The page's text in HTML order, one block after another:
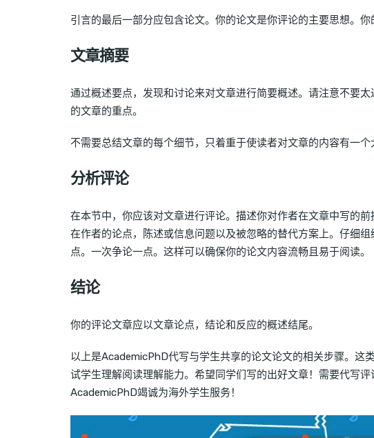
引言的最后一部分应包含论文。你的论文是你评论的主要思想。你
文章摘要
通过概述要点，发现和讨论来对文章进行简要概述。请注意不要
的文章的重点。
不需要总结文章的每个细节，只着重于使读者对文章的内容有一个
分析评论
在本节中，你应该对文章进行评论。描述你对作者在文章中写的
在作者的论点，陈述或信息问题以及被忽略的替代方案上。仔细
点。一次争论一点。这样可以确保你的论文内容流畅且易于阅读。
结论
你的评论文章应以文章论点，结论和反应的概述结尾。
以上是AcademicPhD代写与学生共享的论文论文的相关步骤。这
试学生理解阅读理解能力。希望同学们写的出好文章！需要代写评
AcademicPhD竭诚为海外学生服务！